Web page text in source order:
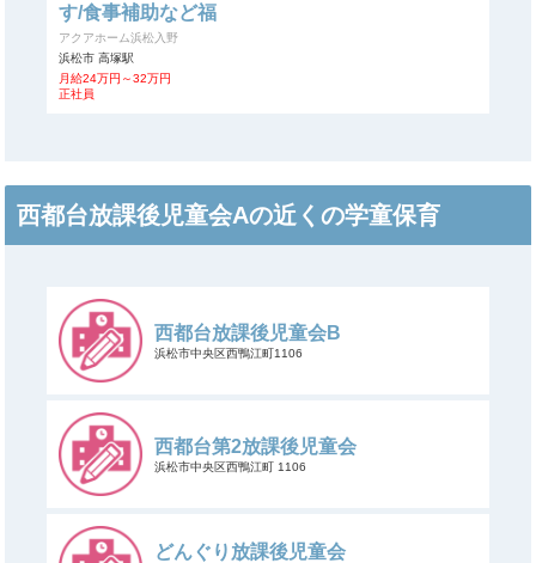
す/食事補助など福
アクアホーム浜松入野
浜松市 高塚駅
月給24万円～32万円
正社員
西都台放課後児童会Aの近くの学童保育
西都台放課後児童会B
浜松市中央区西鴨江町1106
西都台第2放課後児童会
浜松市中央区西鴨江町 1106
どんぐり放課後児童会